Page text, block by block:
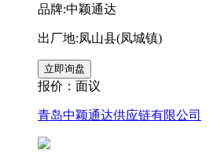
品牌:中颖通达
出厂地:凤山县(凤城镇)
报价： 面议
青岛中颖通达供应链有限公司